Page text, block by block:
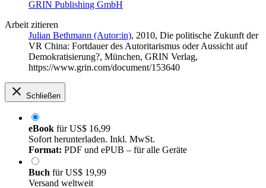
GRIN Publishing GmbH
Arbeit zitieren
Julian Bethmann (Autor:in), 2010, Die politische Zukunft der
VR China: Fortdauer des Autoritarismus oder Aussicht auf
Demokratisierung?, München, GRIN Verlag,
https://www.grin.com/document/153640
Schließen
eBook fürUS$ 16,99
Sofort herunterladen. Inkl. MwSt.
Format: PDF und ePUB – für alle Geräte
Buch fürUS$ 19,99
Versand weltweit